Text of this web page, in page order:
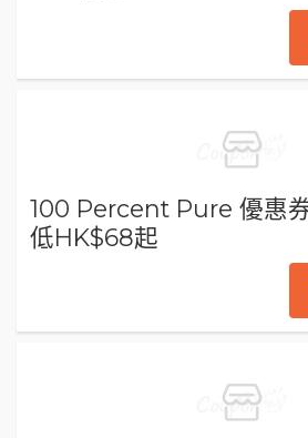
100 Percent Pure 優惠
低HK$68起